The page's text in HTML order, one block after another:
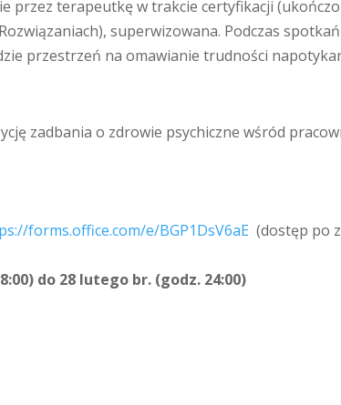
przez terapeutkę w trakcie certyfikacji
superwizowana. Podczas
przestrzeń na omawianie trudności
zadbania o zdrowie psychiczne wśród
forms.office.com/e/BGP1DsV6aE (dostęp po
do 28 lutego br. (godz. 24:00)